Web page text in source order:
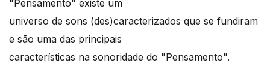
"Pensamento" existe um
universo de sons (des)caracterizados que se fundiram
e são uma das principais
características na sonoridade do "Pensamento".